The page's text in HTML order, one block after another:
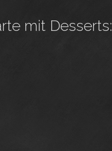
mit Desserts: